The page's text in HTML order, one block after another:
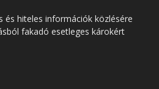
és hiteles információk közlésére
fakadó esetleges károkért